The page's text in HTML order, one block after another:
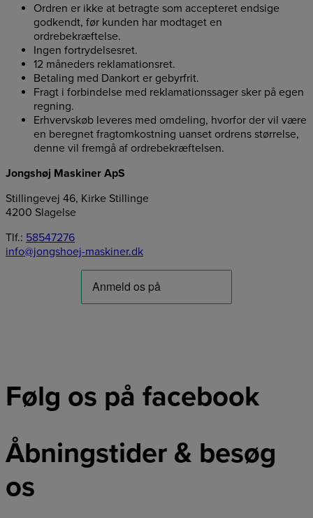
Ordren er ikke at betragte som accepteret endsige
godkendt, før kunden har modtaget en
ordrebekræftelse.
Ingen fortrydelsesret.
12 måneders reklamationsret.
Betaling med Dankort er gebyrfrit.
Fragt i forbindelse med reklamationssager sker på egen
regning.
Erhvervskøb leveres med omdeling, hvorfor der vil være
en beregnet fragtomkostning uanset ordrens størrelse,
denne vil fremgå af ordrebekræftelsen.
Jongshøj Maskiner ApS
Stillingevej 46, Kirke Stillinge
4200 Slagelse
Tlf.: 58547276
info@jongshoej-maskiner.dk
Følg os på facebook
Åbningstider & besøg
os